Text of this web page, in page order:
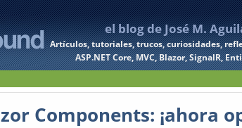
el blog de José M.
Artículos, tutoriales, trucos, curiosidades,
ASP.NET Core, MVC, Blazor, SignalR,
Components: ¡ahora